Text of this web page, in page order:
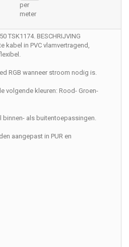
per
meter
TSK1174. BESCHRIJVING
kabel in PVC vlamvertragend,
RGB wanneer stroom nodig is.
volgende kleuren: Rood- Groen-
binnen- als buitentoepassingen.
aangepast in PUR en